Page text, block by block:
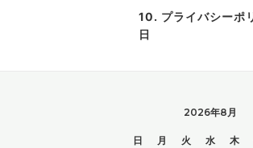
10. プライバシーポ
日
2026年8月
日 月 火 水 木